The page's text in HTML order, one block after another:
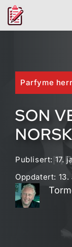
Hopp
Parfyme
SON
Publisert: 17.
Oppdatert: